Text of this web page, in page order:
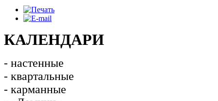
КАЛЕНДАРИ
- настенные
- квартальные
- карманные